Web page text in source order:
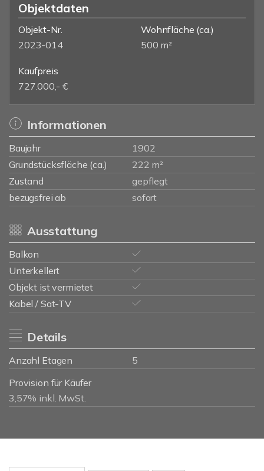
Objektdaten
Objekt-Nr.
2023-014
Wohnfläche (ca.)
500 m²
Kaufpreis
727.000,- €
Informationen
Baujahr
1902
Grundstücksfläche (ca.)
222 m²
Zustand
gepflegt
bezugsfrei ab
sofort
Ausstattung
Balkon
Unterkellert
Objekt ist vermietet
Kabel / Sat-TV
Details
Anzahl Etagen
5
Provision für Käufer
3,57% inkl. MwSt.